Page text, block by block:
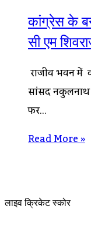
कांग्रेस के
सी एम
राजीव भवन में
सांसद नकुलनाथ
फिर…
Read More »
लाइव क्रिकेट स्कोर